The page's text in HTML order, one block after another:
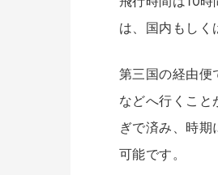
は、国内もしく
第三国の経由便
などへ行くこと
ぎで済み、時
可能です。